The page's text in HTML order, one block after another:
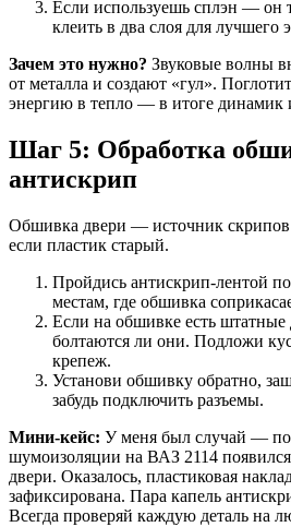
Если используешь сплэн — он
клеить в два слоя для лучшего
Зачем это нужно? Звуковые волны
от металла и создают «гул».
энергию в тепло — в итоге динамик
Шаг 5: Обработка
антискрип
Обшивка двери — источник скрипов
если пластик старый.
Пройдись антискрип-лентой
местам, где обшивка
Если на обшивке есть
болтаются ли они. Подложи
крепеж.
Установи обшивку обратно,
забудь подключить разъемы.
Мини-кейс: У меня был случай —
шумоизоляции на ВАЗ 2114 появился
двери. Оказалось, пластиковая
зафиксирована. Пара капель
Всегда проверяй каждую деталь на